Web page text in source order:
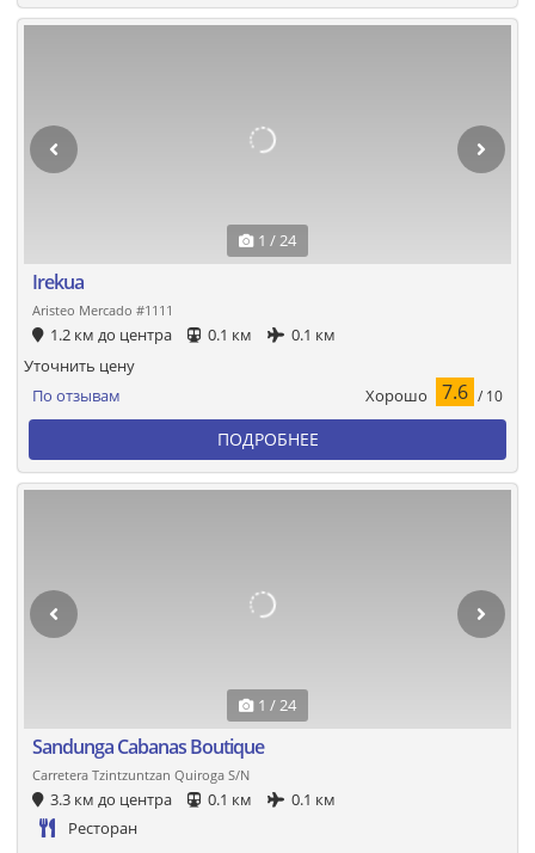
1 / 24
Irekua
Aristeo Mercado #1111
1.2 км до центра 0.1 км 0.1 км
По отзывам Хорошо 7.6 / 10
Уточнить цену
ПОДРОБНЕЕ
1 / 24
Sandunga Cabanas Boutique
Carretera Tzintzuntzan Quiroga S/N
3.3 км до центра 0.1 км
0.1 км
Ресторан